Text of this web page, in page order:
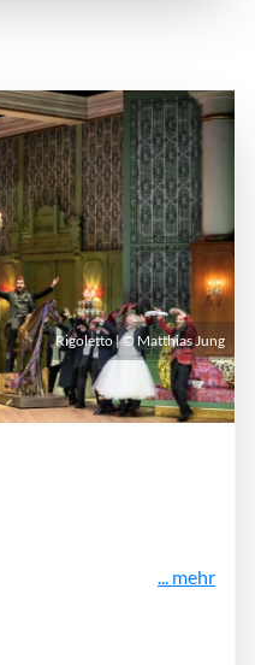
Uhr - 21:45
... mehr
Rigoletto | © Matthias Jung